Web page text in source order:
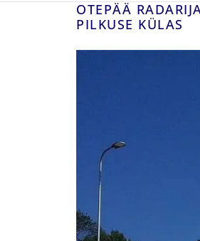
OTEPÄÄ
PILKUSE KÜLAS